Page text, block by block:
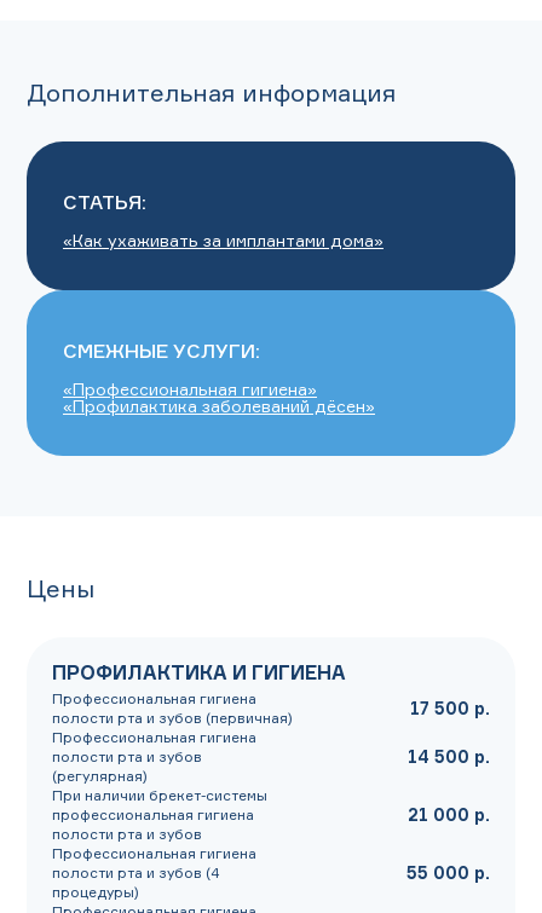
Дополнительная информация
СТАТЬЯ:
«Как ухаживать за имплантами дома»
СМЕЖНЫЕ УСЛУГИ:
«Профессиональная гигиена»
«Профилактика заболеваний дёсен»
Цены
ПРОФИЛАКТИКА И ГИГИЕНА
Профессиональная гигиена
полости рта и зубов (первичная)
17 500 р.
Профессиональная гигиена
полости рта и зубов
(регулярная)
14 500 р.
При наличии брекет-системы
профессиональная гигиена
полости рта и зубов
21 000 р.
Профессиональная гигиена
полости рта и зубов (4
процедуры)
55 000 р.